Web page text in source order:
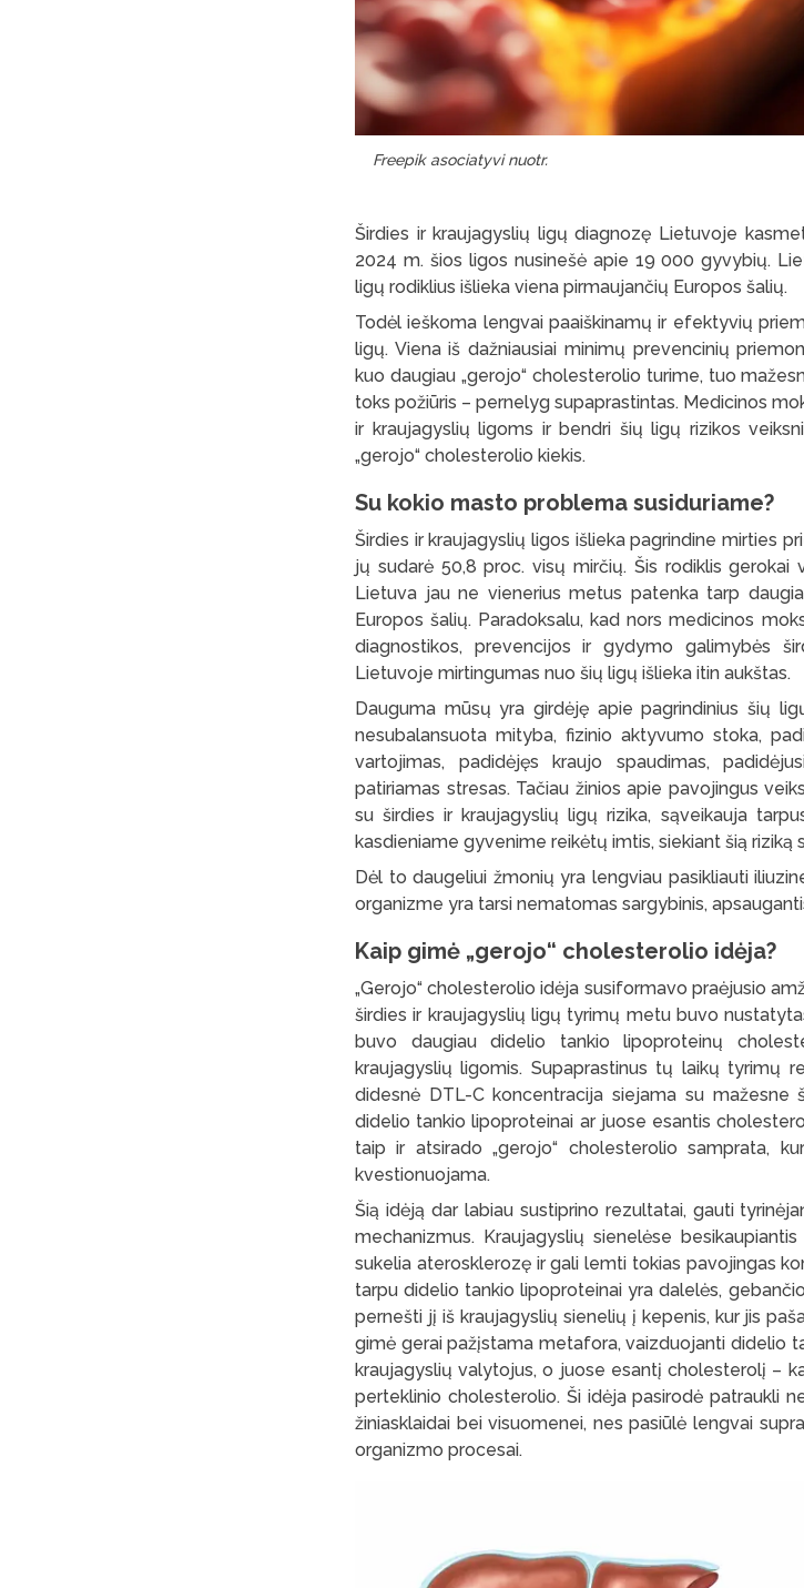
Freepik asociatyvi nuotr.
Širdies ir kraujagyslių ligų diagnozę Lietuvoje
2024 m. šios ligos nusinešė apie 19 000 gyvybių.
ligų rodiklius išlieka viena pirmaujančių Europos šalių.
Todėl ieškoma lengvai paaiškinamų ir efektyvių
ligų. Viena iš dažniausiai minimų prevencinių
kuo daugiau „gerojo“ cholesterolio turime, tuo
toks požiūris – pernelyg supaprastintas. Medicinos
ir kraujagyslių ligoms ir bendri šių ligų rizikos
„gerojo“ cholesterolio kiekis.
Su kokio masto problema susiduriame?
Širdies ir kraujagyslių ligos išlieka pagrindine mirties
jų sudarė 50,8 proc. visų mirčių. Šis rodiklis gerokai
Lietuva jau ne vienerius metus patenka tarp
Europos šalių. Paradoksalu, kad nors medicinos
diagnostikos, prevencijos ir gydymo galimybės
Lietuvoje mirtingumas nuo šių ligų išlieka itin aukštas.
Dauguma mūsų yra girdėję apie pagrindinius šių
nesubalansuota mityba, fizinio aktyvumo stoka,
vartojimas, padidėjęs kraujo spaudimas,
patiriamas stresas. Tačiau žinios apie pavojingus
su širdies ir kraujagyslių ligų rizika, sąveikauja
kasdieniame gyvenime reikėtų imtis, siekiant šią riziką
Dėl to daugeliui žmonių yra lengviau pasikliauti
organizme yra tarsi nematomas sargybinis,
Kaip gimė „gerojo“ cholesterolio idėja?
„Gerojo“ cholesterolio idėja susiformavo praėjusio
širdies ir kraujagyslių ligų tyrimų metu buvo
buvo daugiau didelio tankio lipoproteinų
kraujagyslių ligomis. Supaprastinus tų laikų tyrimų
didesnė DTL-C koncentracija siejama su mažesne
didelio tankio lipoproteinai ar juose esantis
taip ir atsirado „gerojo“ cholesterolio samprata,
kvestionuojama.
Šią idėją dar labiau sustiprino rezultatai, gauti
mechanizmus. Kraujagyslių sienelėse
sukelia aterosklerozę ir gali lemti tokias pavojingas
tarpu didelio tankio lipoproteinai yra dalelės,
pernešti jį iš kraujagyslių sienelių į kepenis, kur jis
gimė gerai pažįstama metafora, vaizduojanti didelio
kraujagyslių valytojus, o juose esantį cholesterolį –
perteklinio cholesterolio. Ši idėja pasirodė patraukli
žiniasklaidai bei visuomenei, nes pasiūlė lengvai
organizmo procesai.